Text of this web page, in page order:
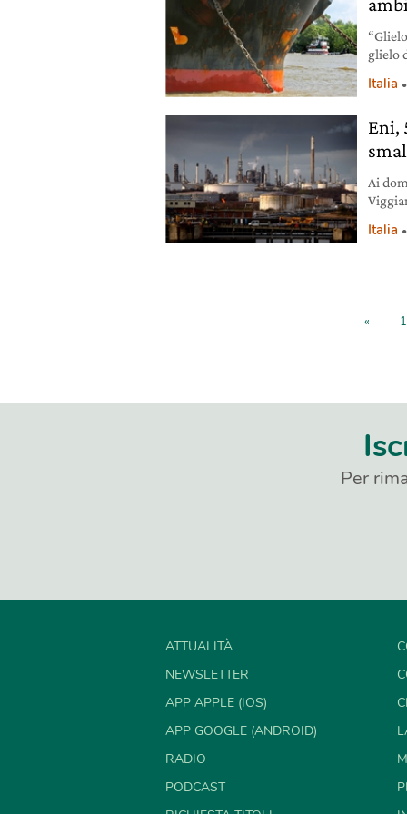
glielo
a
Italia
Eni,
Ai
Italia
« 1
Per
ATTUALITÀ
NEWSLETTER
APP APPLE (IOS)
APP GOOGLE (ANDROID)
RADIO
PODCAST